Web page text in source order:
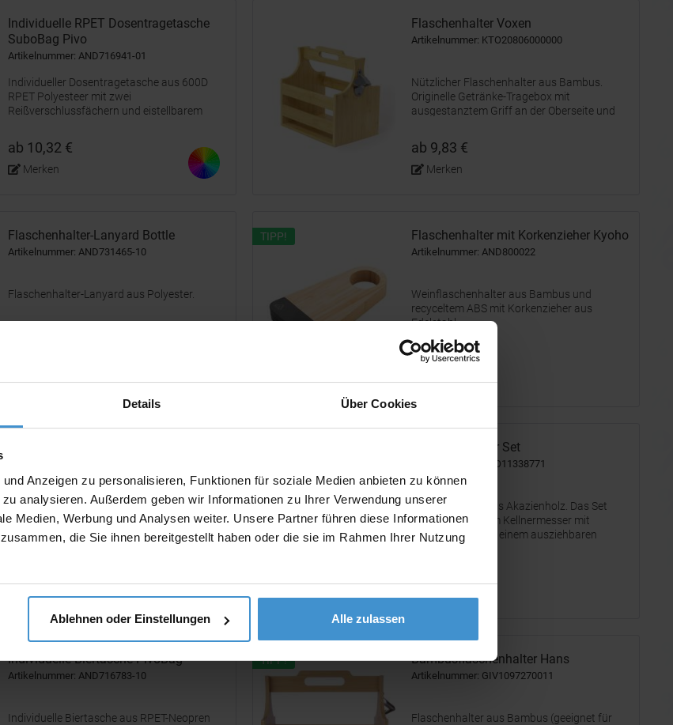
Details Über Cookies
Anzeigen zu personalisieren, Funktionen für soziale Medien anbieten zu können
analysieren. Außerdem geben wir Informationen zu Ihrer Verwendung unserer
Medien, Werbung und Analysen weiter. Unsere Partner führen diese Informationen
die Sie ihnen bereitgestellt haben oder die sie im Rahmen Ihrer Nutzung
Ablehnen oder Einstellungen Alle zulassen
Individuelle RPET Dosentragetasche
SuboBag Pivo
Artikelnummer: AND716941-01
Individueller Dosentragetasche aus 600D
RPET Polyesteer mit zwei
Reißverschlussfächern und eistellbarem
Sublimationsdruck und RPET Label. Fasst 5
Stk. 0,33 l Standard-Aluminiumdosen.
Mindestmenge: 25 Stk.
ab 10,32 €
Merken
Flaschenhalter Voxen
Artikelnummer: KTO20806000000
Nützlicher Flaschenhalter aus Bambus.
Originelle Getränke-Tragebox mit
ausgestanztem Griff an der Oberseite und
Seite, mit Platz für 6 Flaschen. Präsentiert in
einer Kraft-Design-Box.
ab 9,83 €
Merken
Flaschenhalter-Lanyard Bottle
Artikelnummer: AND731465-10
Flaschenhalter-Lanyard aus Polyester.
Merken
TIPP! Flaschenhalter mit Korkenzieher Kyoho
Artikelnummer: AND800022
Weinflaschenhalter aus Bambus und
recyceltem ABS mit Korkenzieher aus
Edelstahl.
ab 1,55 €
Merken
Dieses Weinregal aus Holz ist die perfekte,
ästhetische Lösung, um Ihre Flaschen sicher
aufzubewahren. Mit Platz für 3 Flaschen
Vino Weinhalter Set
Artikelnummer: CPO11338771
Weinhalter-Set aus Akazienholz. Das Set
besteht aus einem Kellnermesser mit
Korkenzieher und einem ausziehbaren
Individuelle Biertasche PivoBag
Artikelnummer: AND716783-10
Individuelle Biertasche aus RPET-Neopren
TIPP! Bambusflaschenhalter Hans
Artikelnummer: GIV1097270011
Flaschenhalter aus Bambus (geeignet für